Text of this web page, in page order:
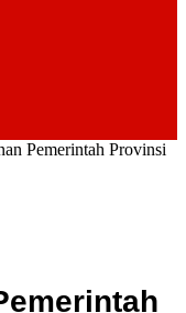
Pemerintah Provinsi